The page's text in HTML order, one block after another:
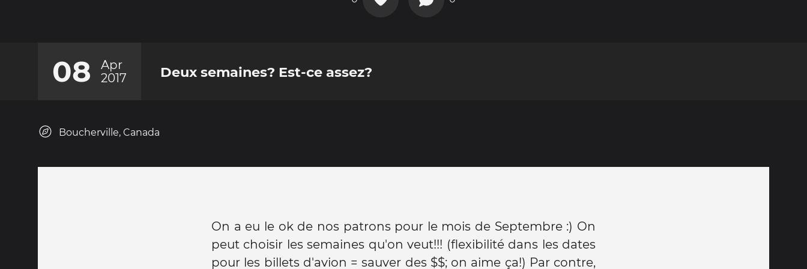
08
Apr
2017
Deux semaines? Est-ce assez?
Boucherville, Canada
On a eu le ok de nos patrons pour le mois de Septembre :) On
peut choisir les semaines qu'on veut!!! (flexibilité dans les dates
pour les billets d'avion = sauver des $$; on aime ça!) Par contre,